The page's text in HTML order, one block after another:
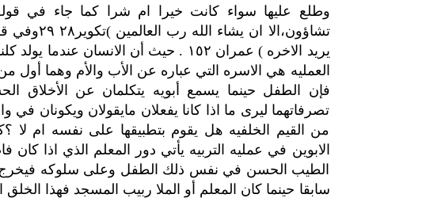
وطلع عليها سواء كانت خيرا ام شرا كما جاء في
تشاؤون،الا
يريد الاخره ) عمران ١٥٢ . حيث أن
العمليه هي الاسره التي عباره عن الأب والأم وهما أول
فإن الطفل حينما يسمع أبويه يتكلمان عن الأخلاق
تصرفاتهما ليرى ما اذا كانا يفعلان مايقولان ويكونان في
من القيم الخلفيه هل يقوم بتطبيقها على نفسه ام لا
الابوين في عمليه التربيه يأتي دور المعلم الذي اذا
الطيب الحسن في نفس ذلك الطفل وعلى سلوكه فيخرج
سابقا حينما كان المعلم أو الملا ربيب المسجد فهذا